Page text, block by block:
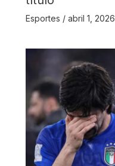
Esportes / abril 1, 2026